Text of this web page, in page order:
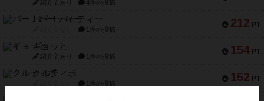
紹介文あり 4件の投稿
212 PT
バー！パーティー
1件の投稿
154 PT
ギョッと
紹介文あり 1件の投稿
152 PT
クルティボ
1件の投稿